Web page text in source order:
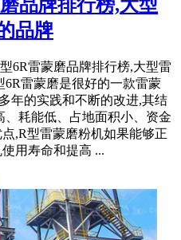
品牌排行榜,大型
品牌
6R雷蒙磨品牌排行榜,大型雷
雷蒙磨是很好的一款雷蒙
年的实践和不断的改进,其结
耗能低、占地面积小、资金
,R型雷蒙磨粉机如果能够正
用寿命和提高 ...